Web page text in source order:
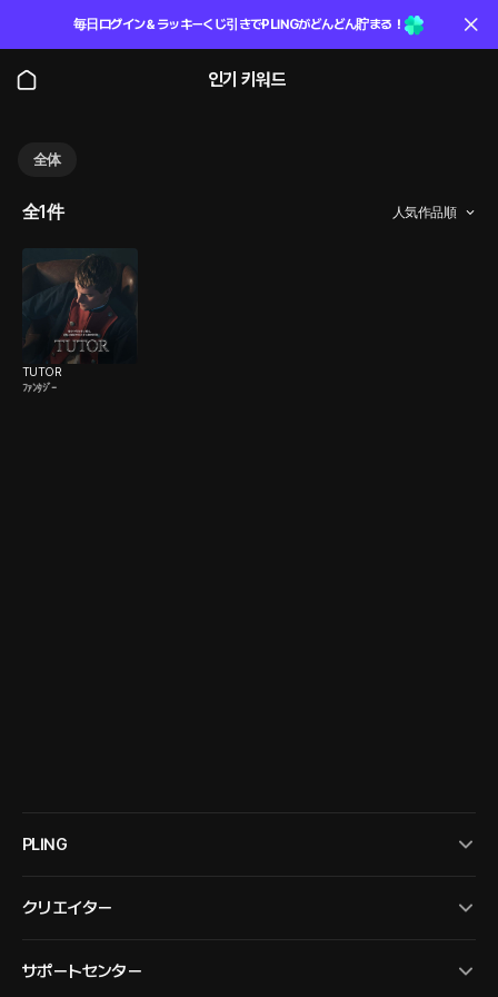
毎日ログイン＆ラッキーくじ引きでPLINGがどんどん貯まる！
인기 키워드
全体
全1件 人気作品順
TUTOR
ﾌｧﾝﾀｼﾞｰ
PLING
クリエイター
サポートセンター